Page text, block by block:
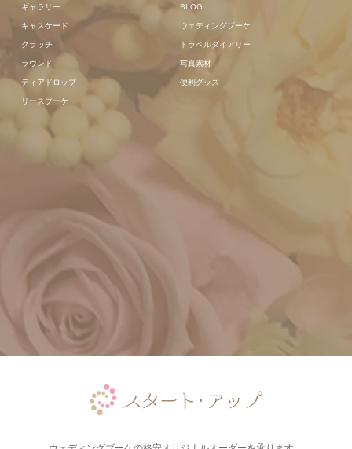
ギャラリー
キャスケード
クラッチ
ラウンド
ティアドロップ
リースブーケ
BLOG
ウェディングブーケ
トラベルダイアリー
写真素材
便利グッズ